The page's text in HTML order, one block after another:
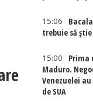
15:06
trebuie să
15:00
Prima
Maduro.
Venezuelei
de SUA